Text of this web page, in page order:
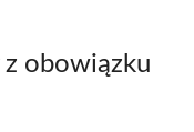
obowiązku